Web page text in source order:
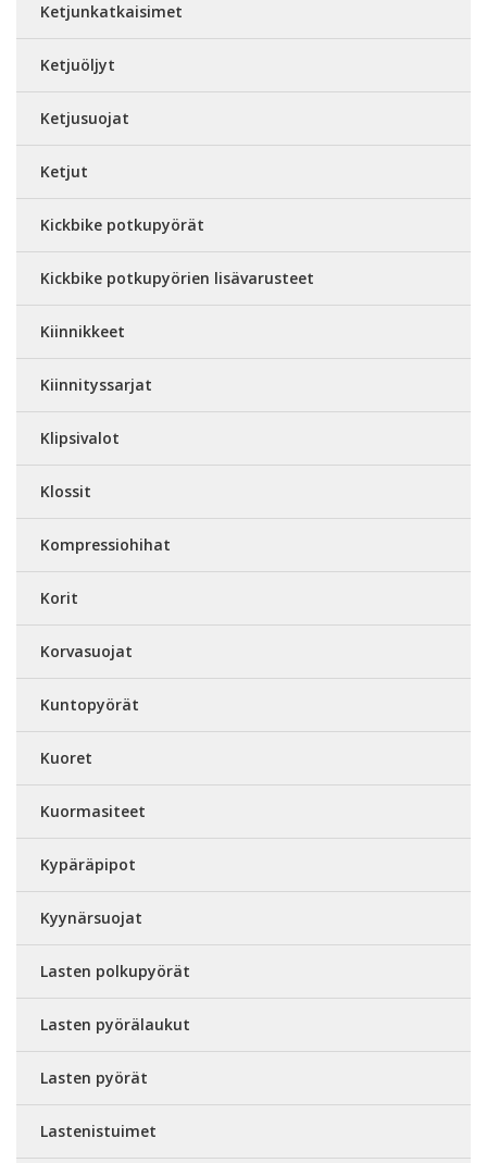
Ketjunkatkaisimet
Ketjuöljyt
Ketjusuojat
Ketjut
Kickbike potkupyörät
Kickbike potkupyörien lisävarusteet
Kiinnikkeet
Kiinnityssarjat
Klipsivalot
Klossit
Kompressiohihat
Korit
Korvasuojat
Kuntopyörät
Kuoret
Kuormasiteet
Kypäräpipot
Kyynärsuojat
Lasten polkupyörät
Lasten pyörälaukut
Lasten pyörät
Lastenistuimet